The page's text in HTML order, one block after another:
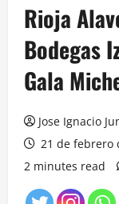
Rioja
Bodegas
Gala
Jose Ignacio
21 de febrero
2 minutes read